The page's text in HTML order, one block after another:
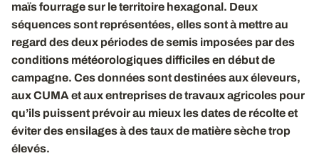
maïs fourrage sur le territoire hexagonal. Deux
séquences sont représentées, elles sont à mettre au
regard des deux périodes de semis imposées par des
conditions météorologiques difficiles en début de
campagne. Ces données sont destinées aux éleveurs,
aux CUMA et aux entreprises de travaux agricoles pour
qu’ils puissent prévoir au mieux les dates de récolte et
éviter des ensilages à des taux de matière sèche trop
élevés.